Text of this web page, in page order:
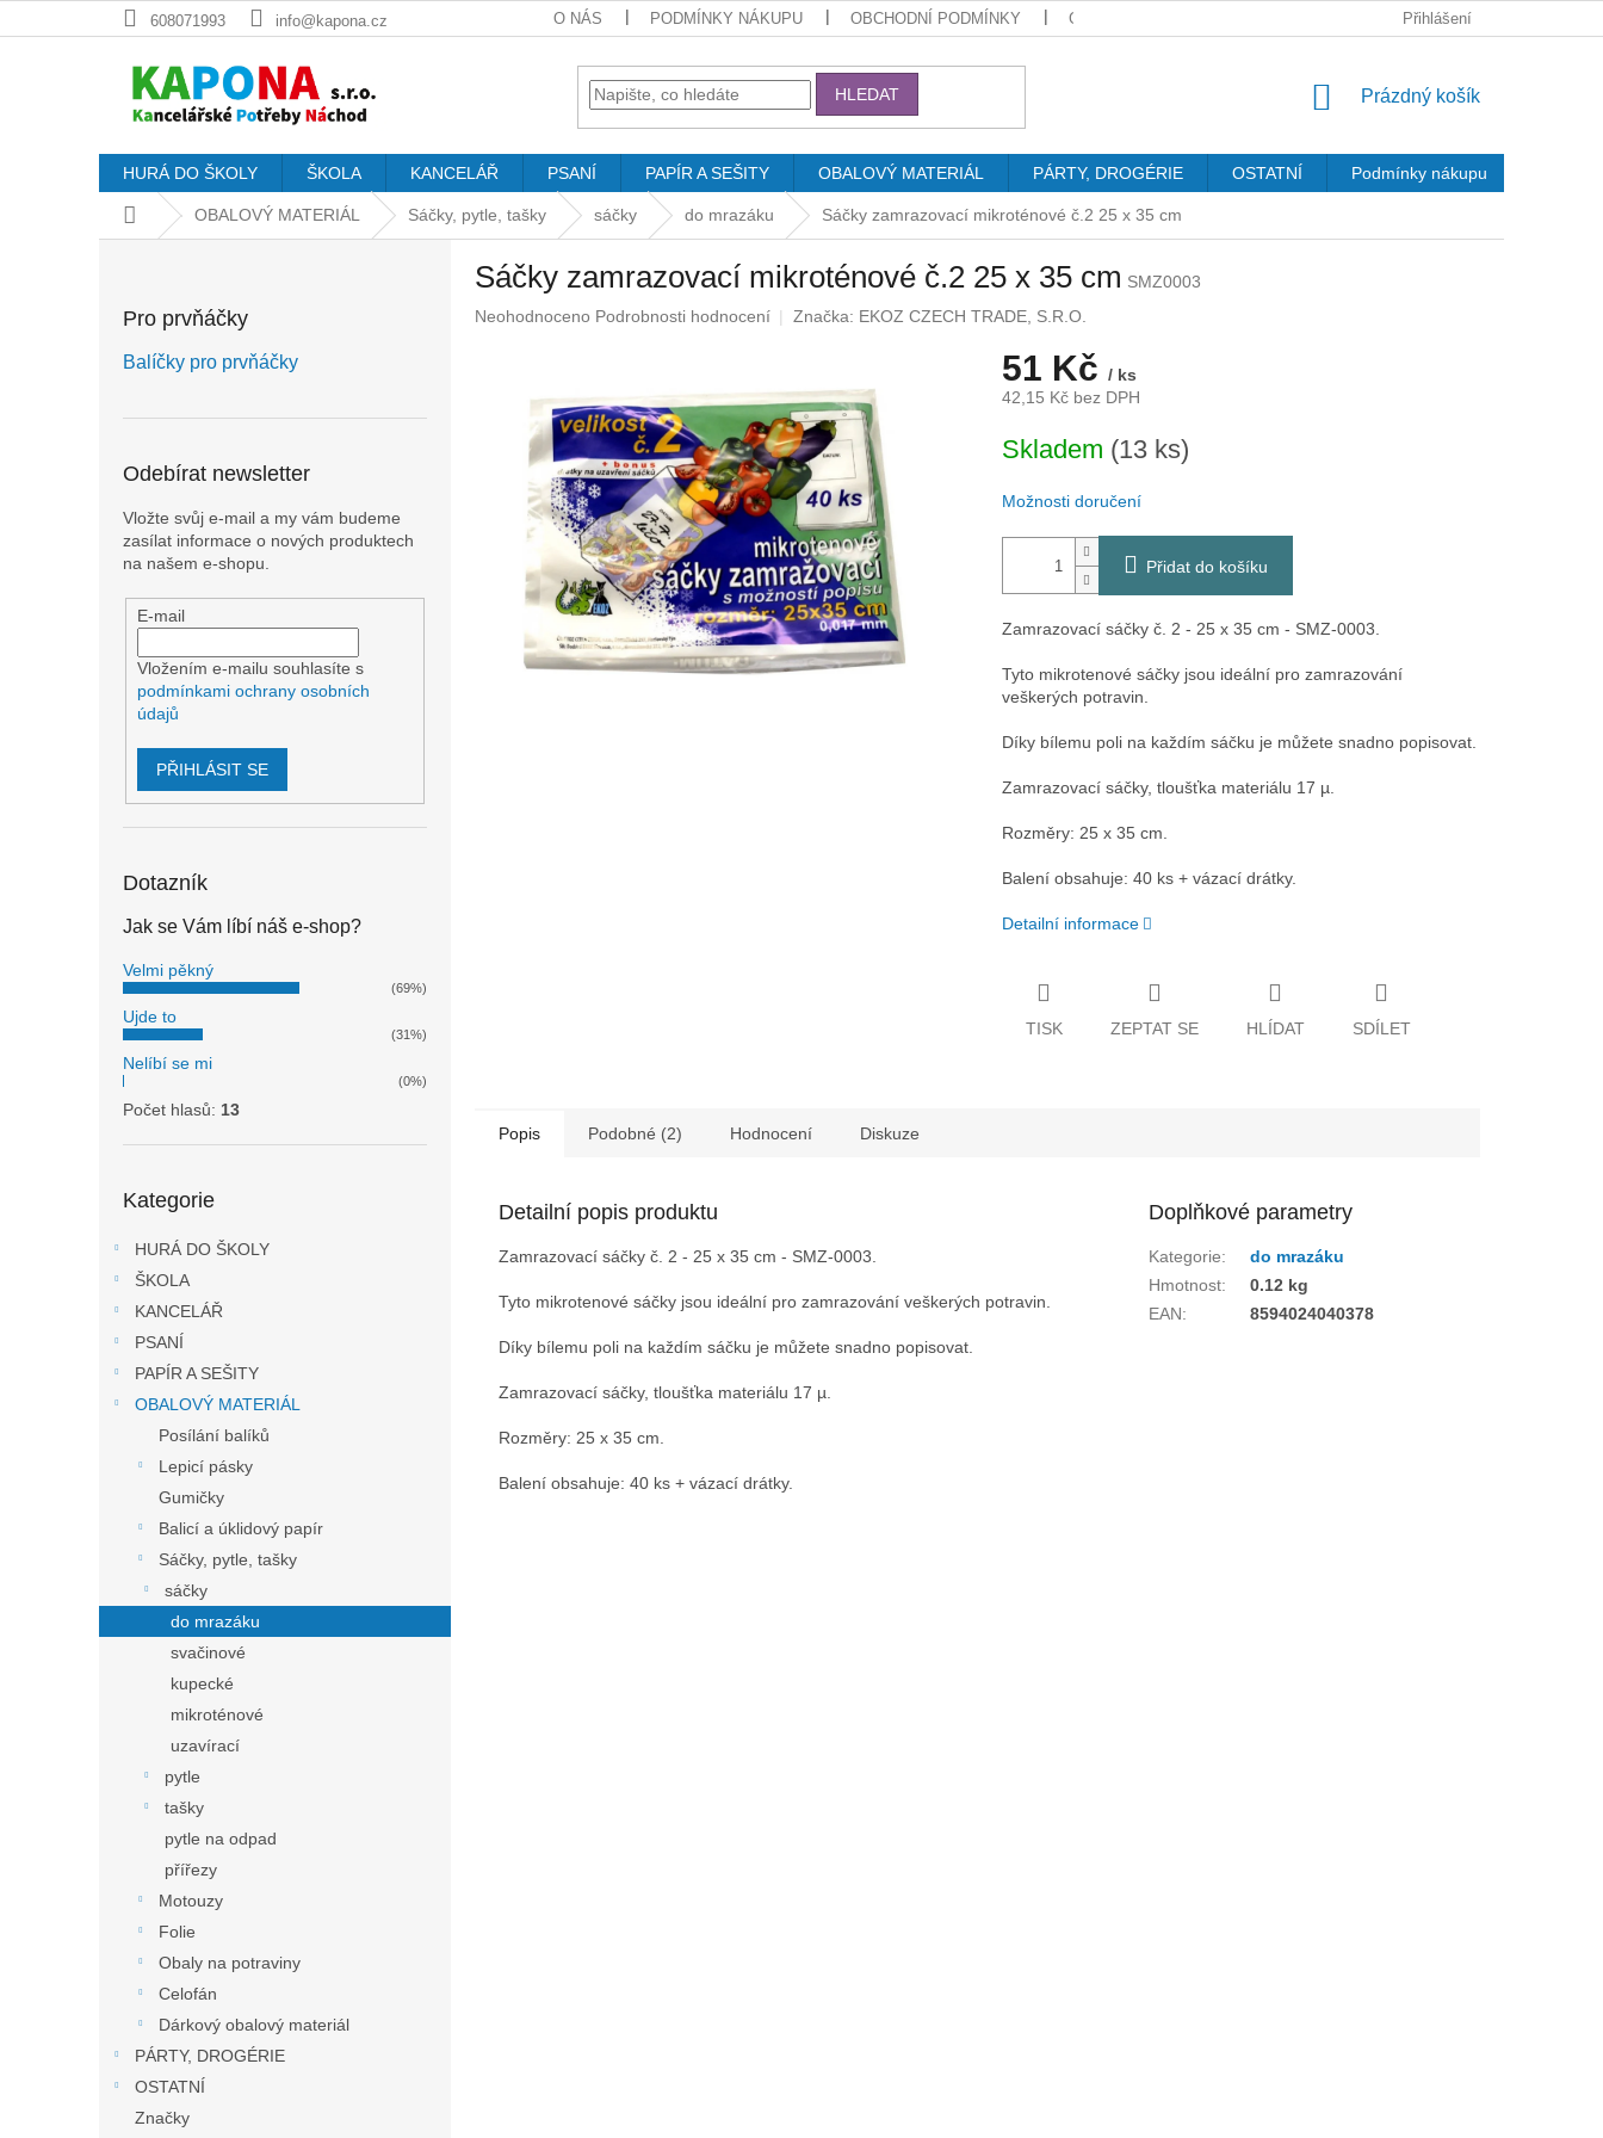
na
608071993 info@kapona.cz O NÁS PODMÍNKY NÁKUPU OBCHODNÍ PODMÍNKY GDPR Přihlášení
HLEDAT
NÁKUPNÍ
Prázdný košík
HURÁ DO ŠKOLY ŠKOLA KANCELÁŘ PSANÍ PAPÍR A SEŠITY OBALOVÝ MATERIÁL PÁRTY, DROGÉRIE OSTATNÍ Podmínky nákupu
Domů OBALOVÝ MATERIÁL Sáčky, pytle, tašky sáčky do mrazáku Sáčky zamrazovací mikroténové č.2 25 x 35 cm
Pro prvňáčky
Balíčky pro prvňáčky
Odebírat newsletter
Vložte svůj e-mail a my vám budeme
zasílat informace o nových produktech
na našem e-shopu.
E-mail
Vložením e-mailu souhlasíte s
podmínkami ochrany osobních
údajů
PŘIHLÁSIT SE
Dotazník
Jak se Vám líbí náš e-shop?
Velmi pěkný
(69%)
Ujde to
(31%)
Nelíbí se mi
(0%)
Počet hlasů: 13
kategorie
Kategorie
HURÁ DO ŠKOLY
ŠKOLA
KANCELÁŘ
PSANÍ
PAPÍR A SEŠITY
OBALOVÝ MATERIÁL
Posílání balíků
Lepicí pásky
Gumičky
Balicí a úklidový papír
Sáčky, pytle, tašky
sáčky
do mrazáku
svačinové
kupecké
mikroténové
uzavírací
pytle
tašky
pytle na odpad
přířezy
Motouzy
Folie
Obaly na potraviny
Celofán
Dárkový obalový materiál
PÁRTY, DROGÉRIE
OSTATNÍ
Značky
Sáčky zamrazovací mikroténové č.2 25 x 35 cm SMZ0003
Průměrné
hvězdiček.
Neohodnoceno Podrobnosti hodnocení Značka: EKOZ CZECH TRADE, S.R.O.
51 Kč / ks
42,15 Kč bez DPH
cena:
Skladem (13 ks)
Možnosti doručení
Přidat do košíku
Zamrazovací sáčky č. 2 - 25 x 35 cm - SMZ-0003.
Tyto mikrotenové sáčky jsou ideální pro zamrazování
veškerých potravin.
Díky bílemu poli na každím sáčku je můžete snadno popisovat.
Zamrazovací sáčky, tloušťka materiálu 17 µ.
Rozměry: 25 x 35 cm.
Balení obsahuje: 40 ks + vázací drátky.
Detailní informace
TISK ZEPTAT SE HLÍDAT SDÍLET
Popis Podobné (2) Hodnocení Diskuze
Detailní popis produktu
Zamrazovací sáčky č. 2 - 25 x 35 cm - SMZ-0003.
Tyto mikrotenové sáčky jsou ideální pro zamrazování veškerých potravin.
Díky bílemu poli na každím sáčku je můžete snadno popisovat.
Zamrazovací sáčky, tloušťka materiálu 17 µ.
Rozměry: 25 x 35 cm.
Balení obsahuje: 40 ks + vázací drátky.
Doplňkové parametry
Kategorie:
do mrazáku
Hmotnost:
0.12 kg
EAN: 8594024040378